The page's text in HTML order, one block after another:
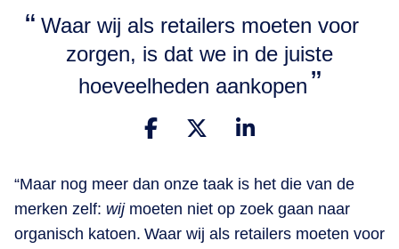
Waar wij als retailers moeten voor
zorgen, is dat we in de juiste
hoeveelheden aankopen
“Maar nog meer dan onze taak is het die van de
merken zelf: wij moeten niet op zoek gaan naar
organisch katoen. Waar wij als retailers moeten voor